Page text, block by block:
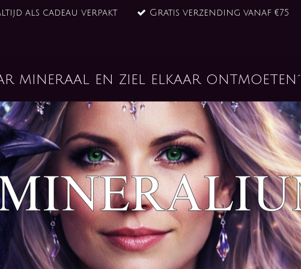
als cadeau verpakt Gratis verzending vanaf €75
mineraal en ziel elkaar ontmoeten´